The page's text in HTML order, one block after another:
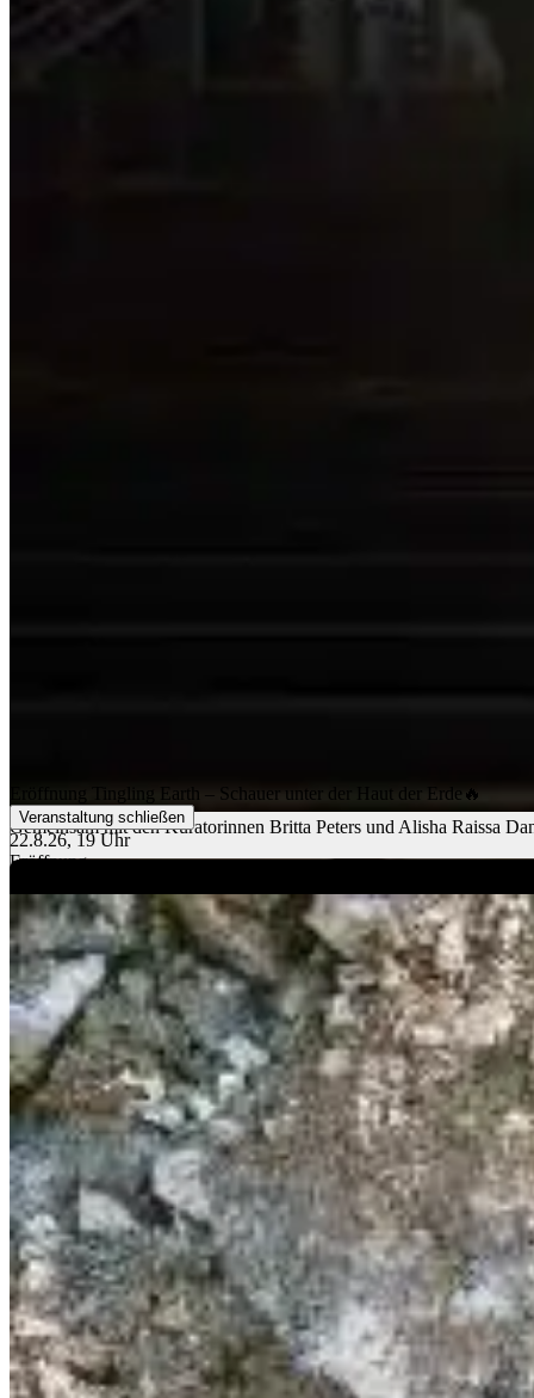
Gemeinsam mit den Kuratorinnen Britta Peters und Alisha Raissa
Eröffnung Tingling Earth – Schauer unter der Haut der Erde🔥
Veranstaltung schließen
22.8.26, 19 Uhr
Eröffnung